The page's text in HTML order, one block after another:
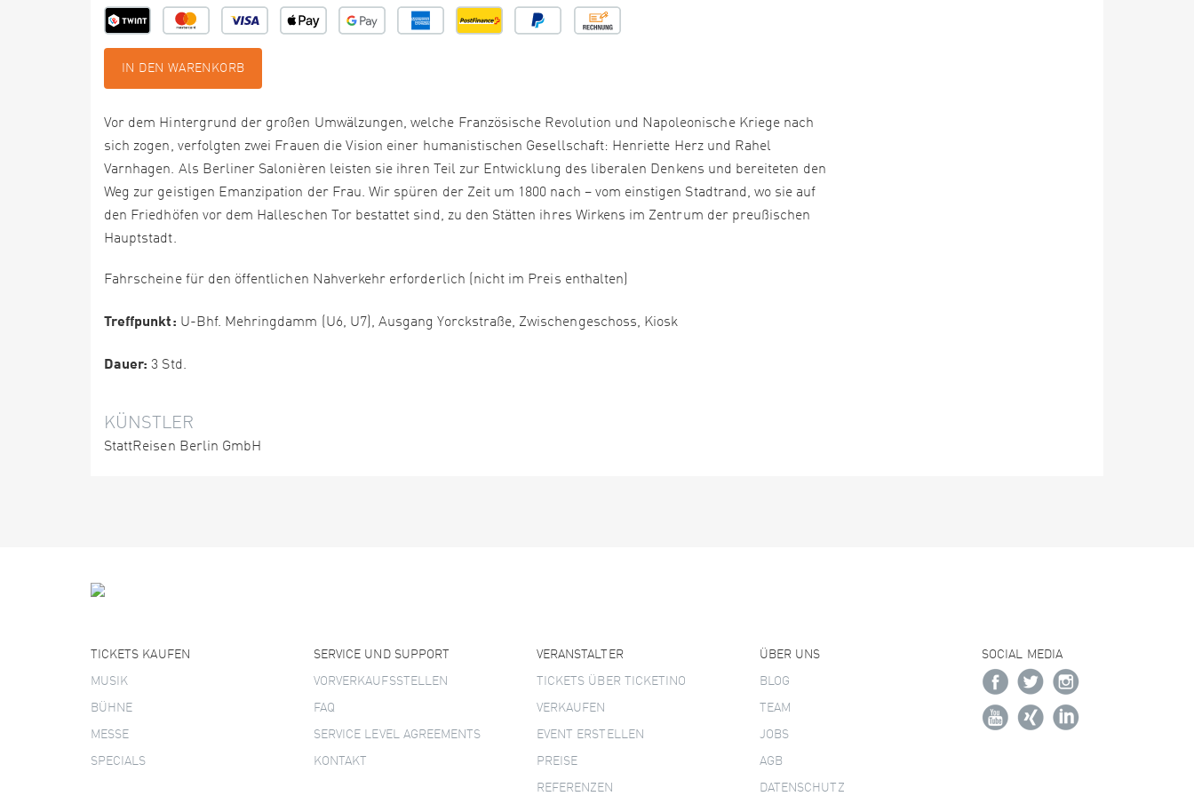
IN DEN WARENKORB
Vor dem Hintergrund der großen Umwälzungen, welche Französische Revolution und Napoleonische Kriege nach
sich zogen, verfolgten zwei Frauen die Vision einer humanistischen Gesellschaft: Henriette Herz und Rahel
Varnhagen. Als Berliner Salonièren leisten sie ihren Teil zur Entwicklung des liberalen Denkens und bereiteten den
Weg zur geistigen Emanzipation der Frau. Wir spüren der Zeit um 1800 nach – vom einstigen Stadtrand, wo sie auf
den Friedhöfen vor dem Halleschen Tor bestattet sind, zu den Stätten ihres Wirkens im Zentrum der preußischen
Hauptstadt.
Fahrscheine für den öffentlichen Nahverkehr erforderlich (nicht im Preis enthalten)
Treffpunkt: U-Bhf. Mehringdamm (U6, U7), Ausgang Yorckstraße, Zwischengeschoss, Kiosk
Dauer: 3 Std.
KÜNSTLER
StattReisen Berlin GmbH
TICKETS KAUFEN
MUSIK
BÜHNE
MESSE
SPECIALS
SERVICE UND SUPPORT
VORVERKAUFSSTELLEN
FAQ
SERVICE LEVEL AGREEMENTS
KONTAKT
VERANSTALTER
TICKETS ÜBER TICKETINO
VERKAUFEN
EVENT ERSTELLEN
PREISE
REFERENZEN
ÜBER UNS
BLOG
TEAM
JOBS
AGB
DATENSCHUTZ
SOCIAL MEDIA